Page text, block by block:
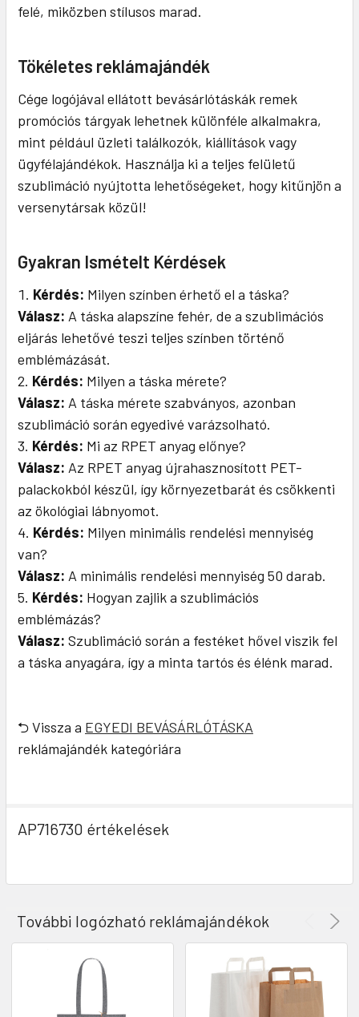
felé, miközben stílusos marad.
Tökéletes reklámajándék
Cége logójával ellátott bevásárlótáskák remek
promóciós tárgyak lehetnek különféle alkalmakra,
mint például üzleti találkozók, kiállítások vagy
ügyfélajándékok. Használja ki a teljes felületű
szublimáció nyújtotta lehetőségeket, hogy kitűnjön a
versenytársak közül!
Gyakran Ismételt Kérdések
Kérdés: Milyen színben érhető el a táska?
Válasz: A táska alapszíne fehér, de a szublimációs
eljárás lehetővé teszi teljes színben történő
emblémázását.
Kérdés: Milyen a táska mérete?
Válasz: A táska mérete szabványos, azonban
szublimáció során egyedivé varázsolható.
Kérdés: Mi az RPET anyag előnye?
Válasz: Az RPET anyag újrahasznosított PET-
palackokból készül, így környezetbarát és csökkenti
az ökológiai lábnyomot.
Kérdés: Milyen minimális rendelési mennyiség
van?
Válasz: A minimális rendelési mennyiség 50 darab.
Kérdés: Hogyan zajlik a szublimációs
emblémázás?
Válasz: Szublimáció során a festéket hővel viszik fel
a táska anyagára, így a minta tartós és élénk marad.
⮌ Vissza a EGYEDI BEVÁSÁRLÓTÁSKA
reklámajándék kategóriára
AP716730 értékelések
További logózható reklámajándékok